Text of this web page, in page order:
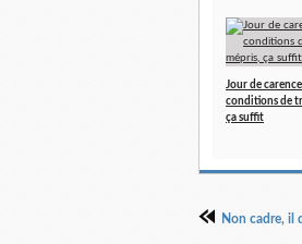
Jour de
conditions de
ça suffit